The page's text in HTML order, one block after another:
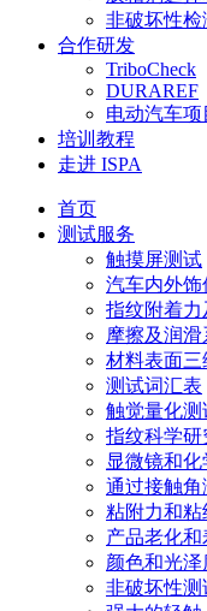
非破坏性
合作研发
TriboCheck
DURAREF
电动汽车项
培训教程
走进 ISPA
首页
测试服务
触摸屏测试
汽车内外饰
指纹附着
摩擦及润
材料表面三
测试词汇表
触觉量化测
指纹科学研
显微镜和
通过接触
粘附力和
产品老化和
颜色和光
非破坏性测